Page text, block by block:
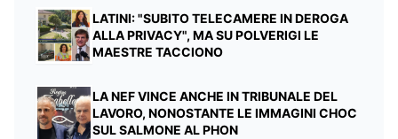
LATINI: "SUBITO TELECAMERE IN DEROGA
ALLA PRIVACY", MA SU POLVERIGI LE
MAESTRE TACCIONO
LA NEF VINCE ANCHE IN TRIBUNALE DEL
LAVORO, NONOSTANTE LE IMMAGINI CHOC
SUL SALMONE AL PHON